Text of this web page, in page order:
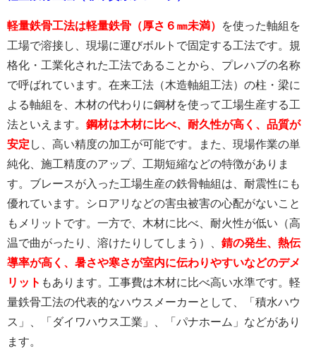
軽量鉄骨工法は軽量鉄骨（厚さ６㎜未満）
を使った軸組を
工場で溶接し、現場に運びボルトで固定する工法です。規
格化・工業化された工法であることから、プレハブの名称
で呼ばれています。在来工法（木造軸組工法）の柱・梁に
よる軸組を、木材の代わりに鋼材を使って工場生産する工
法といえます。 鋼材は木材に比べ、耐久性が高く、品質が
安定 し、高い精度の加工が可能です。また、現場作業の単
純化、施工精度のアップ、工期短縮などの特徴がありま
す。ブレースが入った工場生産の鉄骨軸組は、耐震性にも
優れています。シロアリなどの害虫被害の心配がないこと
もメリットです。一方で、木材に比べ、耐火性が低い（高
温で曲がったり、溶けたりしてしまう）、 錆の発生、熱伝
導率が高く、暑さや寒さが室内に伝わりやすいなどのデメ
リット もあります。工事費は木材に比べ高い水準です。軽
量鉄骨工法の代表的なハウスメーカーとして、「積水ハウ
ス」、「ダイワハウス工業」、「パナホーム」などがあり
ます。